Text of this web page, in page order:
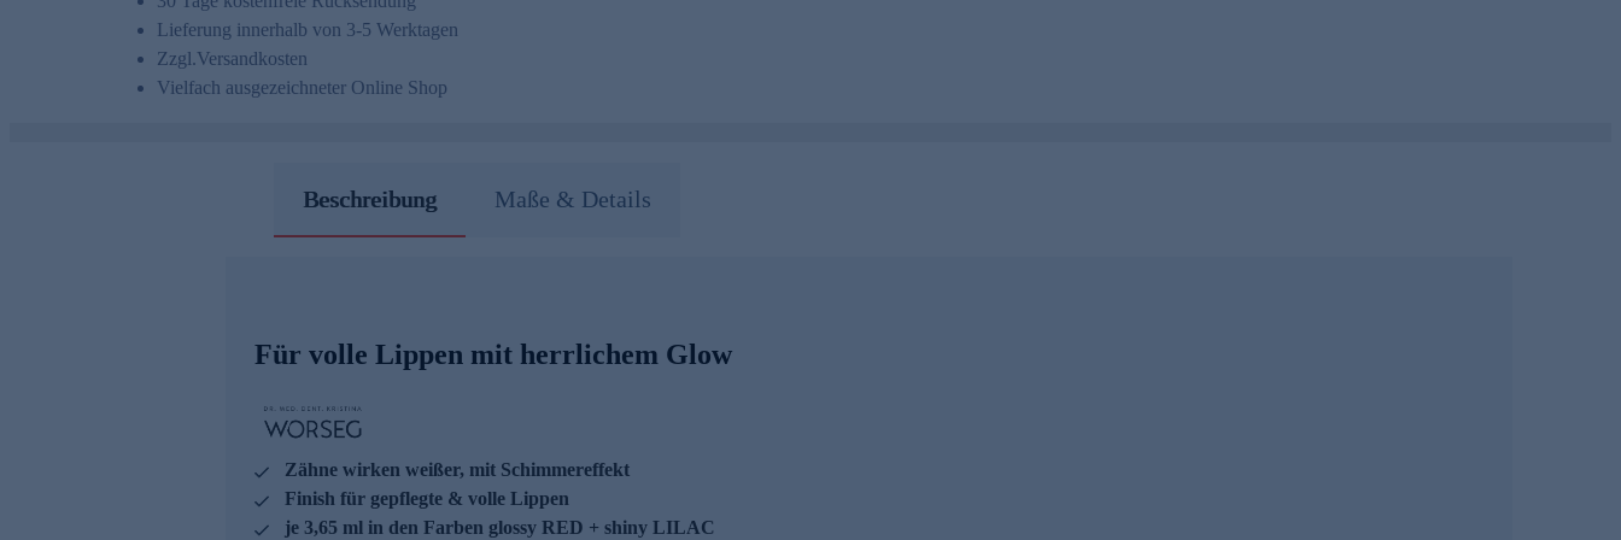
Lieferung innerhalb von 3-5 Werktagen
Zzgl.Versandkosten
Vielfach ausgezeichneter Online Shop
Beschreibung Maße & Details
Für volle Lippen mit herrlichem Glow
Zähne wirken weißer, mit Schimmereffekt
Finish für gepflegte & volle Lippen
je 3,65 ml in den Farben glossy RED + shiny LILAC